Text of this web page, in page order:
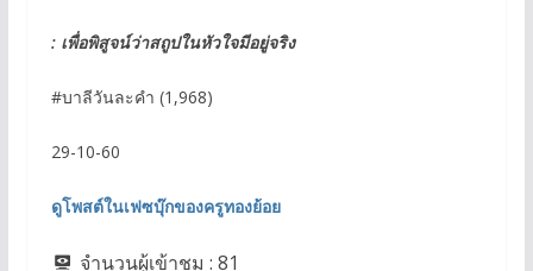
: เพื่อพิสูจน์ว่าสถูปในหัวใจมีอยู่จริง
#บาลีวันละคำ (1,968)
29-10-60
ดูโพสต์ในเฟซบุ๊กของครูทองย้อย
จำนวนผู้เข้าชม : 81